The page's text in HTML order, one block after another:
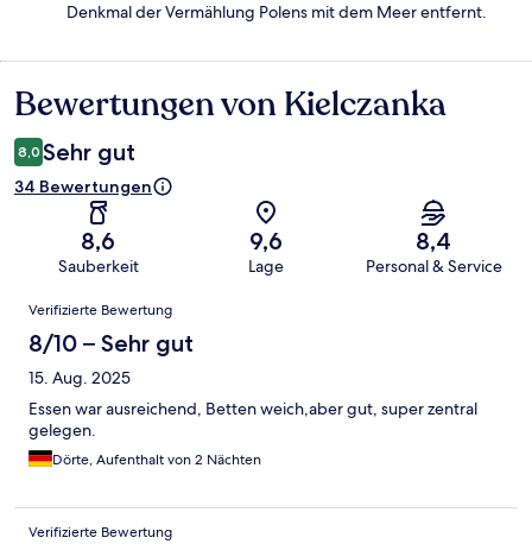
Denkmal der Vermählung Polens mit dem Meer entfernt.
Bewertungen
Bewertungen von Kielczanka
8,0 Sehr gut
34 Bewertungen
8,6
Sauberkeit
9,6
Lage
8,4
Personal & Service
Bewertungen
Verifizierte Bewertung
8/10 – Sehr gut
15. Aug. 2025
Essen war ausreichend, Betten weich,aber gut, super zentral
gelegen.
Dörte, Aufenthalt von 2 Nächten
Verifizierte Bewertung